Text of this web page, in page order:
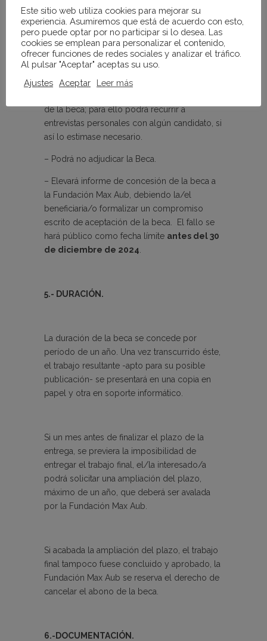
4.-JURADO Y FALLO.
Los proyectos serán examinados por un
de la beca; para ello podrá recurrir a
entrevistas personales con algún candidato, si
así lo estimase necesario.
– Podrá no adjudicar la Beca.
– Elevará informe de concesión de la beca a
la Fundación Max Aub, debiendo la/el
beneficiaria/o formalizar un compromiso
escrito de aceptación de la beca. El fallo se
hará público como fecha límite antes del 30
de diciembre de 2024
5.- DURACIÓN.
La duración de la beca se concede por
período de un año. Una vez transcurrido éste,
el trabajo resultante -apto para su posible
publicación- se presentará en una copia en
papel y otra en soporte informático.
Si un mes antes de finalizar el plazo de la
entrega, se previera la imposibilidad de
entregar el trabajo final, el/la interesado/a
podrá solicitar una ampliación del plazo,
máximo de un año, que deberá ser avalada
por la Fundación Max Aub.
Si acabada la ampliación del plazo, el trabajo
final tampoco fuese concluido y aprobado, la
Fundación Max Aub se reserva el derecho de
cancelar el abono de la beca.
6.-DOCUMENTACIÓN.
Este sitio web utiliza cookies para mejorar su
experiencia. Asumiremos que está de acuerdo con esto,
pero puede optar por no participar si lo desea. Las
cookies se emplean para personalizar el contenido,
ofrecer funciones de redes sociales y analizar el tráfico.
Al pulsar "Aceptar" aceptas su uso.
Ajustes Aceptar Leer más